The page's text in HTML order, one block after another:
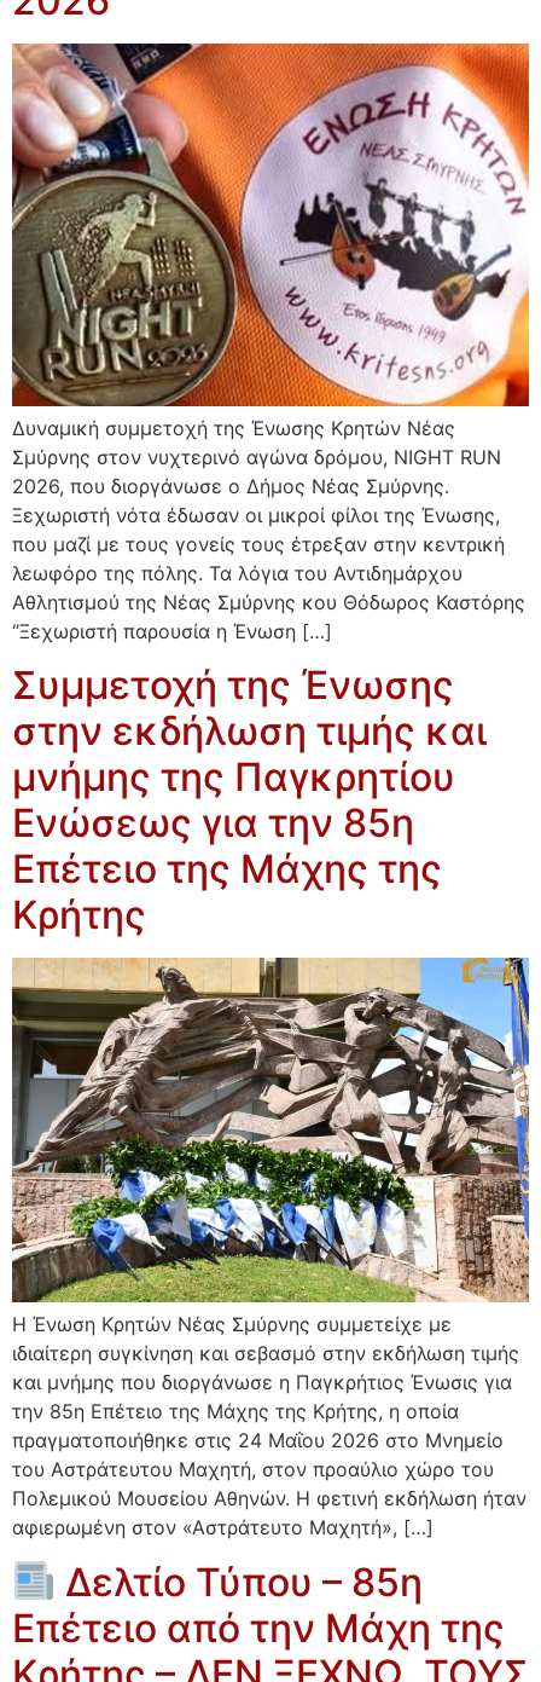
Δυναμική συμμετοχή της Ένωσης Κρητών Νέας
Σμύρνης στον νυχτερινό αγώνα δρόμου, NIGHT RUN
2026, που διοργάνωσε ο Δήμος Νέας Σμύρνης.
Ξεχωριστή νότα έδωσαν οι μικροί φίλοι της Ένωσης,
που μαζί με τους γονείς τους έτρεξαν στην κεντρική
λεωφόρο της πόλης. Τα λόγια του Αντιδημάρχου
Αθλητισμού της Νέας Σμύρνης κου Θόδωρος Καστόρης
“Ξεχωριστή παρουσία η Ένωση […]
Συμμετοχή της Ένωσης
στην εκδήλωση τιμής και
μνήμης της Παγκρητίου
Ενώσεως για την 85η
Επέτειο της Μάχης της
Κρήτης
Η Ένωση Κρητών Νέας Σμύρνης συμμετείχε με
ιδιαίτερη συγκίνηση και σεβασμό στην εκδήλωση τιμής
και μνήμης που διοργάνωσε η Παγκρήτιος Ένωσις για
την 85η Επέτειο της Μάχης της Κρήτης, η οποία
πραγματοποιήθηκε στις 24 Μαΐου 2026 στο Μνημείο
του Αστράτευτου Μαχητή, στον προαύλιο χώρο του
Πολεμικού Μουσείου Αθηνών. Η φετινή εκδήλωση ήταν
αφιερωμένη στον «Αστράτευτο Μαχητή», […]
Δελτίο Τύπου – 85η
Επέτειο από την Μάχη της